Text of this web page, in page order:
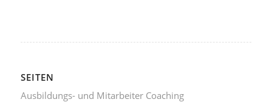
SEITEN
Ausbildungs- und Mitarbeiter Coaching